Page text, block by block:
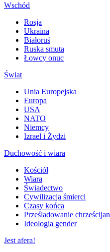
Wschód
Rosja
Ukraina
Białoruś
Ruska smuta
Łowcy onuc
Świat
Unia Europejska
Europa
USA
NATO
Niemcy
Izrael i Żydzi
Duchowość i wiara
Kościół
Wiara
Świadectwo
Cywilizacja śmierci
Czasy końca
Prześladowanie chrześcijan
Ideologia gender
Jest afera!